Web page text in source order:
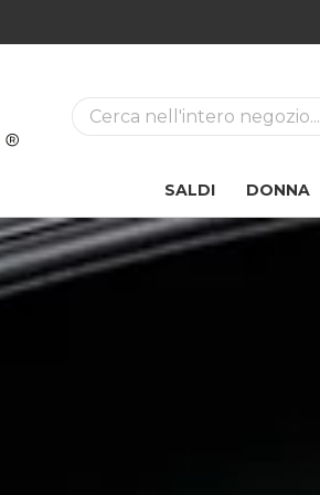
La ricerca
SALDI DONNA